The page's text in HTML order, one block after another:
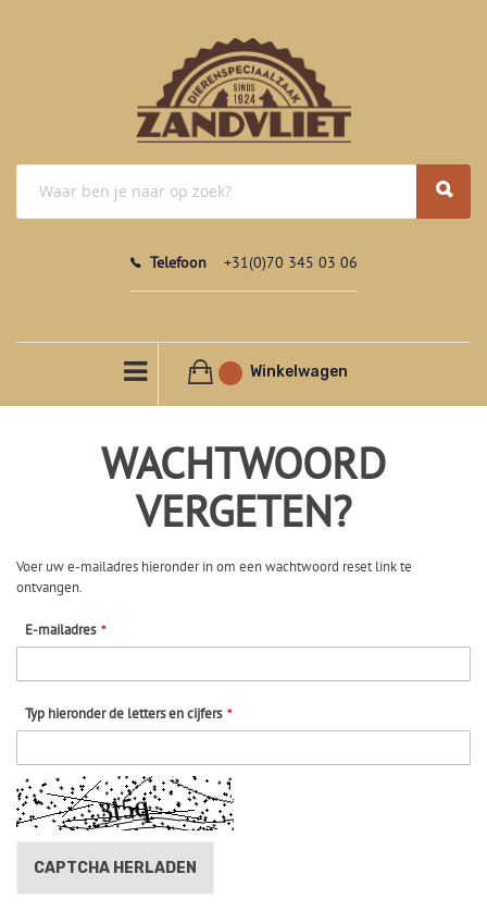
Telefoon+31(0)70 345 03 06
Winkelwagen
WACHTWOORD
VERGETEN?
Voer uw e-mailadres hieronder in om een wachtwoord reset link te
ontvangen.
E-mailadres
Typ hieronder de letters en cijfers
CAPTCHA HERLADEN